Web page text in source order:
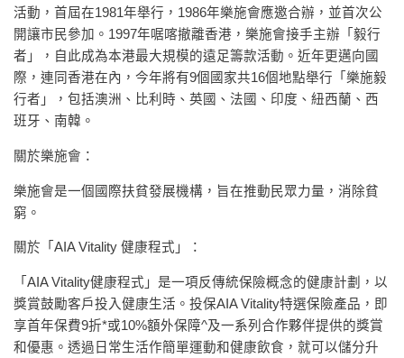
活動，首屆在1981年舉行，1986年樂施會應邀合辦，並首次公
開讓市民參加。1997年啹喀撤離香港，樂施會接手主辦「毅行
者」，自此成為本港最大規模的遠足籌款活動。近年更邁向國
際，連同香港在內，今年將有9個國家共16個地點舉行「樂施毅
行者」，包括澳洲、比利時、英國、法國、印度、紐西蘭、西
班牙、南韓。
關於樂施會：
樂施會是一個國際扶貧發展機構，旨在推動民眾力量，消除貧
窮。
關於「AIA Vitality 健康程式」：
「AIA Vitality健康程式」是一項反傳統保險概念的健康計劃，以
獎賞鼓勵客戶投入健康生活。投保AIA Vitality特選保險產品，即
享首年保費9折*或10%額外保障^及一系列合作夥伴提供的獎賞
和優惠。透過日常生活作簡單運動和健康飲食，就可以儲分升